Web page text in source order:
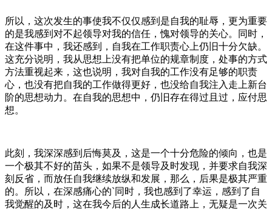
所以，这次发生的事使我不仅仅感到是自我的耻辱，更为重要
的是我感到对不起领导对我的信任，愧对领导的关心。同时，
在这件事中，我还感到，自我在工作职责心上仍旧十分欠缺。
这充分说明，我从思想上没有把单位的规章制度，处事的方式
方法重视起来，这也说明，我对自我的工作没有足够的职责
心，也没有把自我的工作做得更好，也没给自我注入走上新台
阶的思想动力。在自我的思想中，仍旧存在得过且过，应付思
想。
此刻，我深深感到后悔莫及，这是一个十分危险的倾向，也是
一个极其不好的苗头，如果不是领导及时发现，并要求自我深
刻反省，而放任自我继续放纵和发展，那么，后果是极其严重
的。所以，在深感痛心的`同时，我也感到了幸运，感到了自
我觉醒的及时，这在我今后的人生成长道路上，无疑是一次关